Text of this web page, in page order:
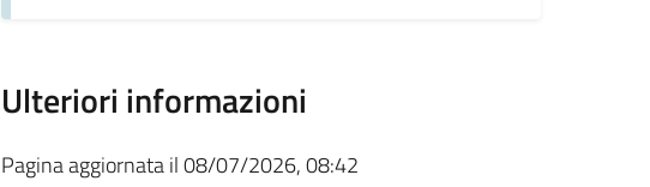
Ulteriori informazioni
Pagina aggiornata il 08/07/2026, 08:42